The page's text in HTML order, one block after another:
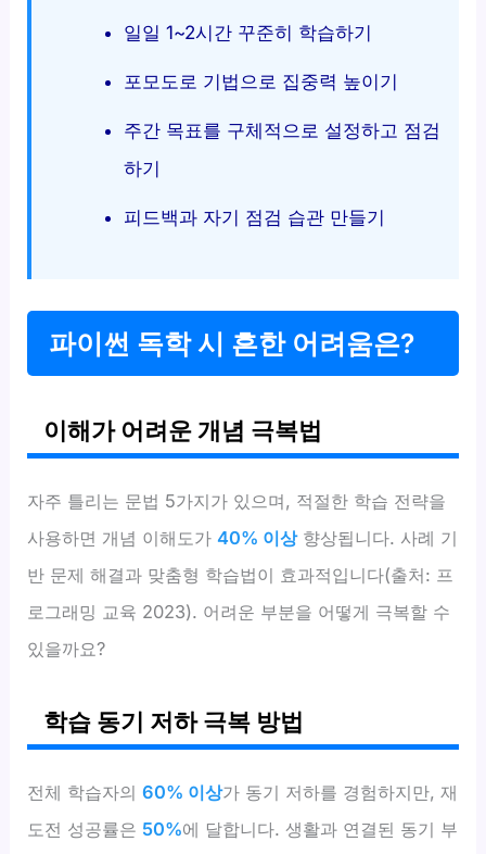
일일 1~2시간 꾸준히 학습하기
포모도로 기법으로 집중력 높이기
주간 목표를 구체적으로 설정하고 점검
하기
피드백과 자기 점검 습관 만들기
파이썬 독학 시 흔한 어려움은?
이해가 어려운 개념 극복법
자주 틀리는 문법 5가지가 있으며, 적절한 학습 전략을
사용하면 개념 이해도가40% 이상향상됩니다. 사례 기
반 문제 해결과 맞춤형 학습법이 효과적입니다(출처: 프
로그래밍 교육 2023). 어려운 부분을 어떻게 극복할 수
있을까요?
학습 동기 저하 극복 방법
전체 학습자의60% 이상가 동기 저하를 경험하지만, 재
도전 성공률은 50%에 달합니다. 생활과 연결된 동기 부